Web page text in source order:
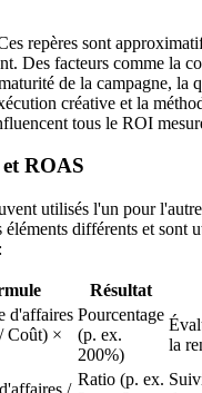
repères sont
Des facteurs comme la
de la campagne, la
créative et la
tous le ROI
ROAS
utilisés l'un pour
différents et sont
Résultat
d'affaires
Coût) ×
Pourcentage
(p. ex.
200%)
la
/
Ratio (p. ex.